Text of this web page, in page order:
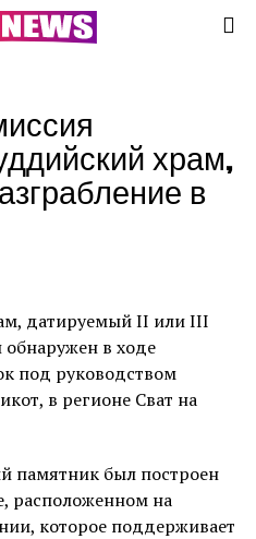
храм,
в
датируемый II или III
в ходе
под руководством
в регионе Сват на
памятник был построен
расположенном на
которое поддерживает